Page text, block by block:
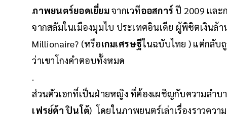
ภาพยนตร์ยอดเยี่ยมจากเวทีออสการ์ปี 2009 และ
จากสลัมในเมืองมุมไบ ประเทศอินเดีย ผู้พิชิตเงินล้
Millionaire? (หรือเกมเศรษฐีในฉบับไทย ) แต่กลับ
ว่าเขาโกงคำตอบทั้งหมด
.
ส่วนตัวเอกที่เป็นฝ่ายหญิง ที่ต้องเผชิญกับความลำ
เฟรย์ด้า ปินโต้) โดยในภาพยนตร์เล่าเรื่องราวคว